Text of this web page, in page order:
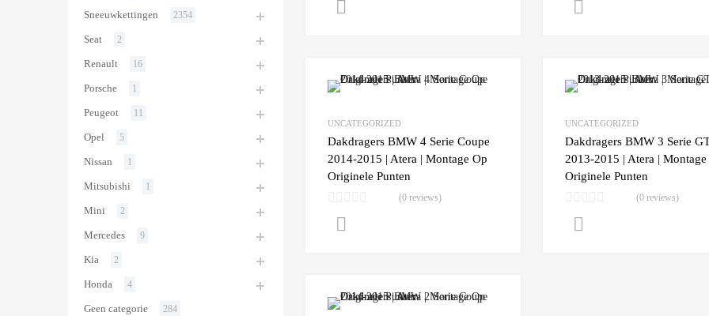
Add to Wishlist
UNCATEGORIZED
Dakdragers BMW 4 Serie Coupe
2014-2015 | Atera | Montage Op
Originele Punten
(0 reviews)
UNCATEGORIZED
Dakdragers BMW 3 Serie
2013-2015 | Atera |
Originele Punten
(0 reviews)
Sneeuwkettingen 2354
Seat 2
Renault 16
Porsche 1
Peugeot 11
Opel 5
Nissan 1
Mitsubishi 1
Mini 2
Mercedes 9
Kia 2
Honda 4
Geen categorie 284